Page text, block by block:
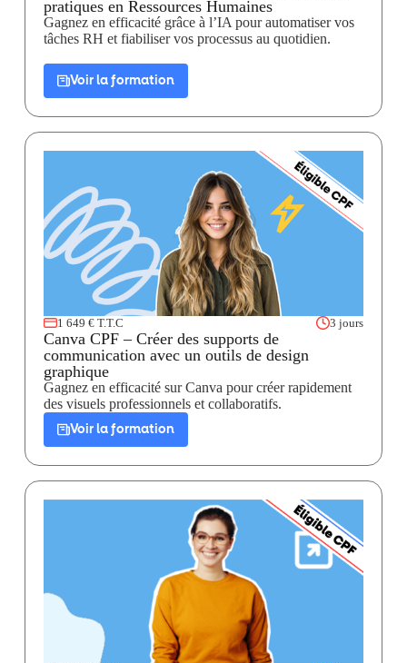
pratiques en Ressources Humaines
Gagnez en efficacité grâce à l’IA pour automatiser vos
tâches RH et fiabiliser vos processus au quotidien.
Voir la formation
1 649 € T.T.C 3 jours
Canva CPF – Créer des supports de
communication avec un outils de design
graphique
Gagnez en efficacité sur Canva pour créer rapidement
des visuels professionnels et collaboratifs.
Voir la formation